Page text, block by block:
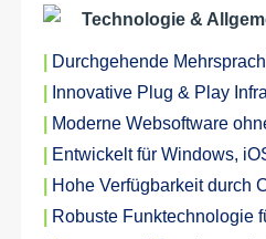
Technologie &
Durchgehende
Innovative Plug & Play
Moderne Websoftware
Entwickelt für Windows,
Hohe Verfügbarkeit durch
Robuste Funktechnologie